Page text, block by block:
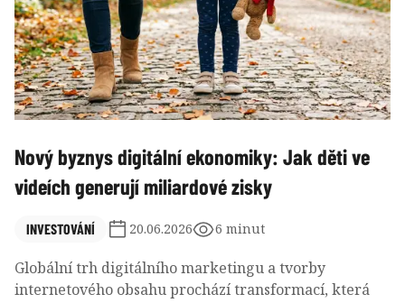
Nový byznys digitální ekonomiky: Jak děti ve
videích generují miliardové zisky
INVESTOVÁNÍ 20.06.2026 6 minut
Globální trh digitálního marketingu a tvorby
internetového obsahu prochází transformací, která